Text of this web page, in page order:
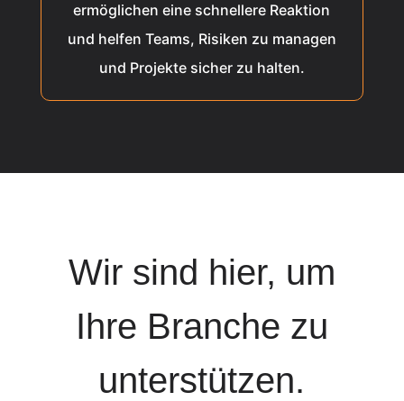
ermöglichen eine schnellere Reaktion
und helfen Teams, Risiken zu managen
und Projekte sicher zu halten.
Wir sind hier, um
Ihre Branche zu
unterstützen.